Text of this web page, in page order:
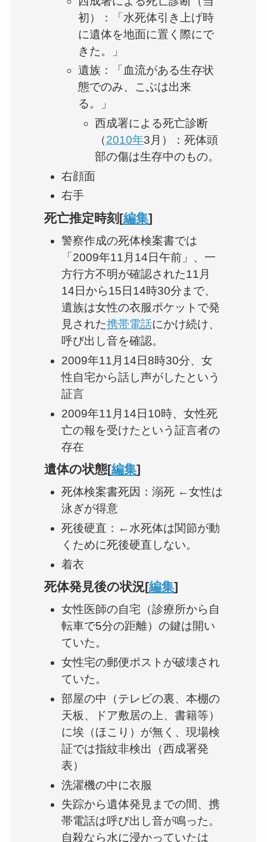
初）：「水死体引き上げ時
に遺体を地面に置く際にで
きた。」
遺族：「血流がある生存状
態でのみ、こぶは出来
る。」
西成署による死亡診断
（2010年3月）：死体頭
部の傷は生存中のもの。
右顔面
右手
死亡推定時刻[編集]
警察作成の死体検案書では
「2009年11月14日午前」、一
方行方不明が確認された11月
14日から15日14時30分まで、
遺族は女性の衣服ポケットで発
見された携帯電話にかけ続け、
呼び出し音を確認。
2009年11月14日8時30分、女
性自宅から話し声がしたという
証言
2009年11月14日10時、女性死
亡の報を受けたという証言者の
存在
遺体の状態[編集]
死体検案書死因：溺死 ←女性は
泳ぎが得意
死後硬直：←水死体は関節が動
くために死後硬直しない。
着衣
死体発見後の状況[編集]
女性医師の自宅（診療所から自
転車で5分の距離）の鍵は開い
ていた。
女性宅の郵便ポストが破壊され
ていた。
部屋の中（テレビの裏、本棚の
天板、ドア敷居の上、書籍等）
に埃（ほこり）が無く、現場検
証では指紋非検出（西成署発
表）
洗濯機の中に衣服
失踪から遺体発見までの間、携
帯電話は呼び出し音が鳴った。
自殺なら水に浸かっていたは